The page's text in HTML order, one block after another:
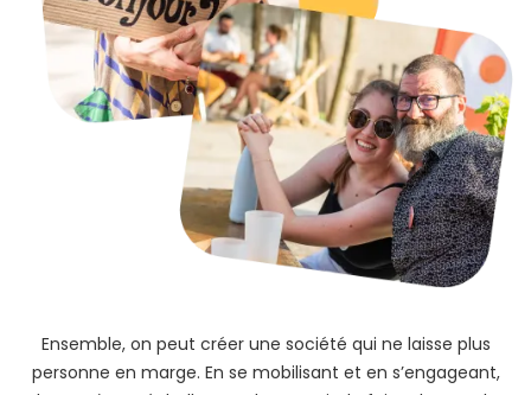
Ensemble, on peut créer une société qui ne laisse plus
personne en marge. En se mobilisant et en s’engageant,